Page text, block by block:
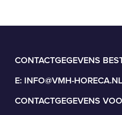
CONTACTGEGEVENS
E: INFO@VMH-HORECA.NL
CONTACTGEGEVENS